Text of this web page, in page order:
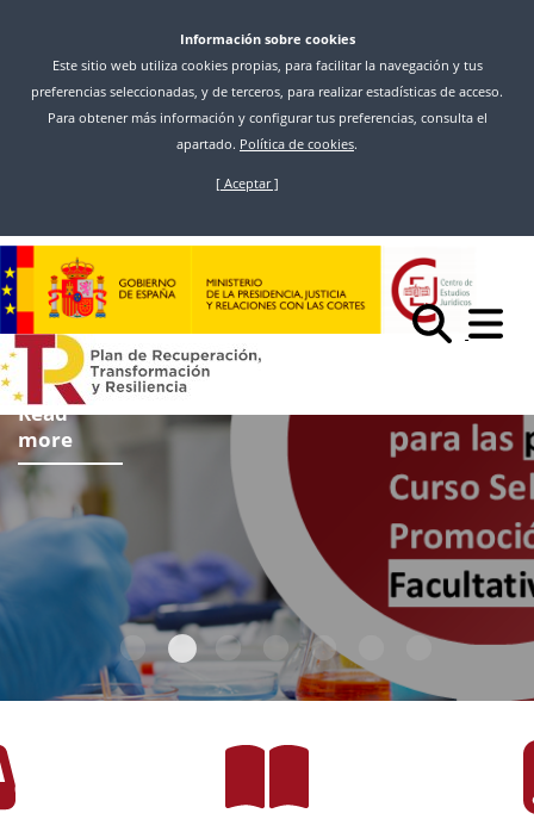
main
Información sobre cookies
Este sitio web utiliza cookies propias, para facilitar la navegación y tus
preferencias seleccionadas, y de terceros, para realizar estadísticas de acceso.
Para obtener más información y configurar tus preferencias, consulta el
apartado. Política de cookies.
[ Aceptar ]
Read
more